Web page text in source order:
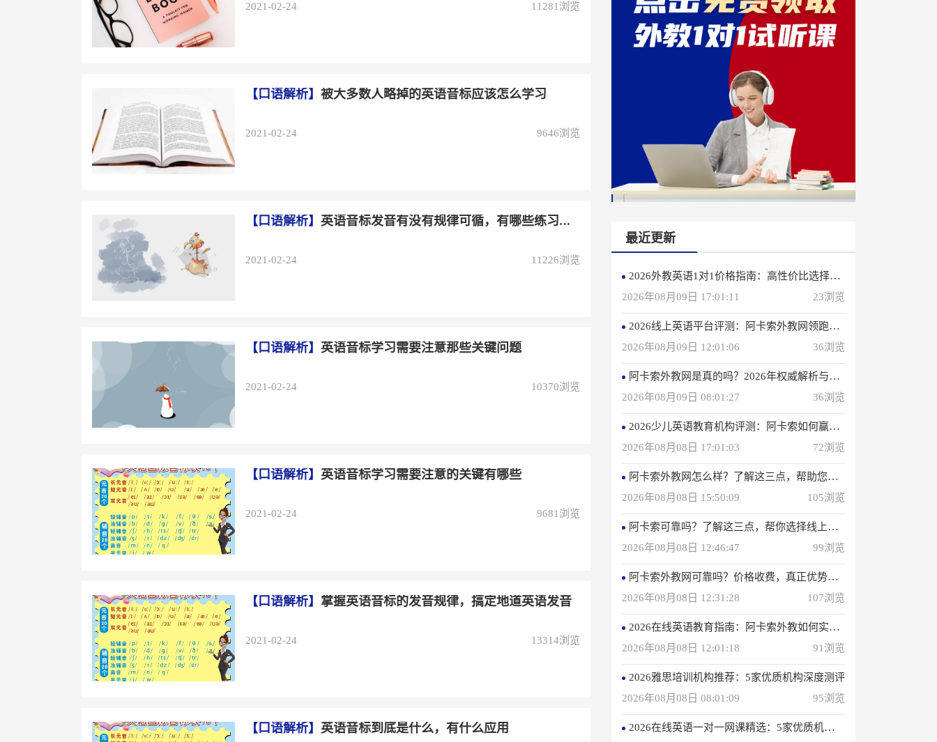
2021-02-24 11281浏览
【口语解析】 被大多数人略掉的英语音标应该怎么学习
2021-02-24 9646浏览
【口语解析】 英语音标发音有没有规律可循，有哪些练习方法？
2021-02-24 11226浏览
【口语解析】 英语音标学习需要注意那些关键问题
2021-02-24 10370浏览
【口语解析】 英语音标学习需要注意的关键有哪些
2021-02-24 9681浏览
【口语解析】 掌握英语音标的发音规律，搞定地道英语发音
2021-02-24 13314浏览
【口语解析】 英语音标到底是什么，有什么应用
最近更新
2026外教英语1对1价格指南：高性价比选择攻略
2026年08月09日 17:01:11
23浏览
2026线上英语平台评测：阿卡索外教网领跑行业
2026年08月09日 12:01:06
36浏览
阿卡索外教网是真的吗？2026年权威解析与选择建议
2026年08月09日 08:01:27
36浏览
2026少儿英语教育机构评测：阿卡索如何赢得4000万用户信赖？
2026年08月08日 17:01:03
72浏览
阿卡索外教网怎么样？了解这三点，帮助您选择在线英语学习方法
2026年08月08日 15:50:09
105浏览
阿卡索可靠吗？了解这三点，帮你选择线上英语课程
2026年08月08日 12:46:47
99浏览
阿卡索外教网可靠吗？价格收费，真正优势一次性说明
2026年08月08日 12:31:28
107浏览
2026在线英语教育指南：阿卡索外教如何实现高效学习？
2026年08月08日 12:01:18
91浏览
2026雅思培训机构推荐：5家优质机构深度测评
2026年08月08日 08:01:09
95浏览
2026在线英语一对一网课精选：5家优质机构深度评测